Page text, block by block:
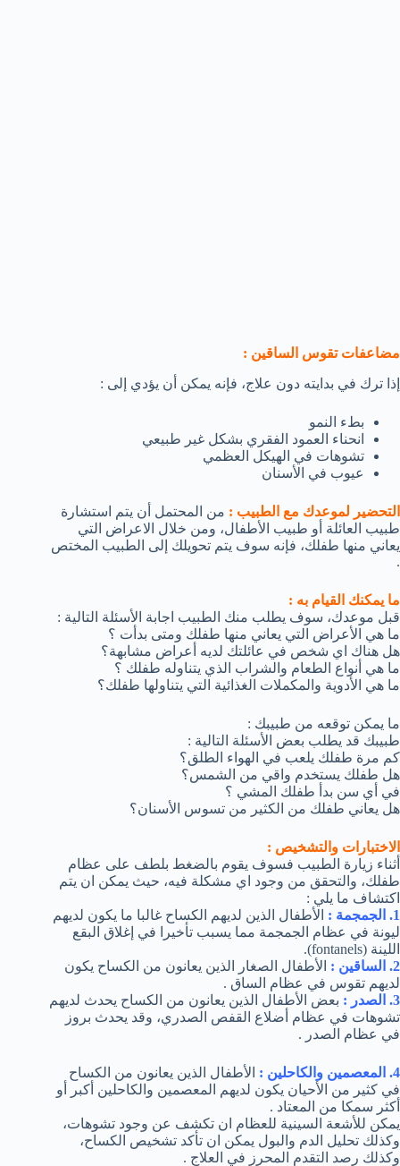
مضاعفات تقوس الساقين :
إذا ترك في بدايته دون علاج، فإنه يمكن أن يؤدي إلى :
بطء النمو
انحناء العمود الفقري بشكل غير طبيعي
تشوهات في الهيكل العظمي
عيوب في الأسنان
التحضير لموعدك مع الطبيب : من المحتمل أن يتم استشارة
طبيب العائلة أو طبيب الأطفال، ومن خلال الاعراض التي
يعاني منها طفلك، فإنه سوف يتم تحويلك إلى الطبيب المختص
.
ما يمكنك القيام به :
قبل موعدك، سوف يطلب منك الطبيب اجابة الأسئلة التالية :
ما هي الأعراض التي يعاني منها طفلك ومتى بدأت ؟
هل هناك اي شخص في عائلتك لديه أعراض مشابهة؟
ما هي أنواع الطعام والشراب الذي يتناوله طفلك ؟
ما هي الأدوية والمكملات الغذائية التي يتناولها طفلك؟
ما يمكن توقعه من طبيبك :
طبيبك قد يطلب بعض الأسئلة التالية :
كم مرة طفلك يلعب في الهواء الطلق؟
هل طفلك يستخدم واقي من الشمس؟
في أي سن بدأ طفلك المشي ؟
هل يعاني طفلك من الكثير من تسوس الأسنان؟
الاختبارات والتشخيص :
أثناء زيارة الطبيب فسوف يقوم بالضغط بلطف على عظام
طفلك، والتحقق من وجود اي مشكلة فيه، حيث يمكن ان يتم
اكتشاف ما يلي :
1. الجمجمة :
الأطفال الذين لديهم الكساح غالبا ما يكون لديهم
ليونة في عظام الجمجمة مما يسبب تأخيرا في إغلاق البقع
اللينة (fontanels).
2. الساقين :
الأطفال الصغار الذين يعانون من الكساح يكون
لديهم تقوس في عظام الساق .
3. الصدر :
بعض الأطفال الذين يعانون من الكساح يحدث لديهم
تشوهات في عظام أضلاع القفص الصدري، وقد يحدث بروز
في عظام الصدر .
4. المعصمين والكاحلين :
الأطفال الذين يعانون من الكساح
في كثير من الأحيان يكون لديهم المعصمين والكاحلين أكبر أو
أكثر سمكا من المعتاد .
يمكن للأشعة السينية للعظام ان تكشف عن وجود تشوهات،
وكذلك تحليل الدم والبول يمكن ان تأكد تشخيص الكساح،
وكذلك رصد التقدم المحرز في العلاج .